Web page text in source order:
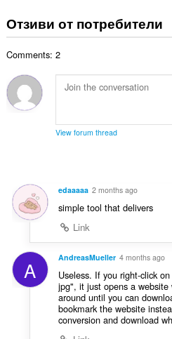
и
:
о
ц
к
и
щ
б
й
о
н
Отзиви от потребители
Comments: 2
View forum thread
edaaaaa 2 months ago
simple tool that delivers
Link
A AndreasMueller 4 months ago
Useless. If you right-click
jpg", it just opens a
around until you can
bookmark the website
conversion and download